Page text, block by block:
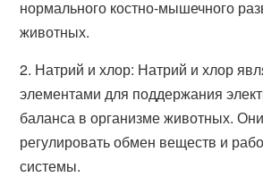
нормального костно-мышечного
животных.
2. Натрий и хлор: Натрий и хлор
элементами для поддержания
баланса в организме животных.
регулировать обмен веществ и
системы.